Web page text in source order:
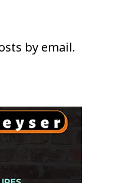
by email.